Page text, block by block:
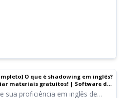
O que é shadowing em inglês?
materiais gratuitos! | Software de
texto Ondoku
sua proficiência em inglês de